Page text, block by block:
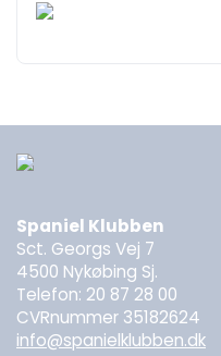
Spaniel Klubben
Sct. Georgs Vej 7
4500 Nykøbing Sj.
Telefon: 20 87 28 00
CVRnummer 35182624
info@spanielklubben.dk